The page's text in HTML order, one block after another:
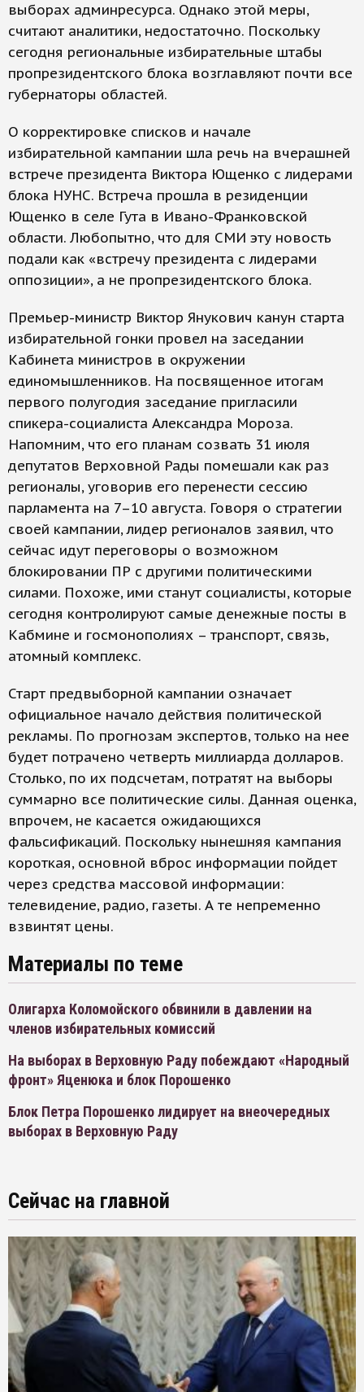
выборах админресурса. Однако этой меры,
считают аналитики, недостаточно. Поскольку
сегодня региональные избирательные штабы
пропрезидентского блока возглавляют почти все
губернаторы областей.
О корректировке списков и начале
избирательной кампании шла речь на вчерашней
встрече президента Виктора Ющенко с лидерами
блока НУНС. Встреча прошла в резиденции
Ющенко в селе Гута в Ивано-Франковской
области. Любопытно, что для СМИ эту новость
подали как «встречу президента с лидерами
оппозиции», а не пропрезидентского блока.
Премьер-министр Виктор Янукович канун старта
избирательной гонки провел на заседании
Кабинета министров в окружении
единомышленников. На посвященное итогам
первого полугодия заседание пригласили
спикера-социалиста Александра Мороза.
Напомним, что его планам созвать 31 июля
депутатов Верховной Рады помешали как раз
регионалы, уговорив его перенести сессию
парламента на 7–10 августа. Говоря о стратегии
своей кампании, лидер регионалов заявил, что
сейчас идут переговоры о возможном
блокировании ПР с другими политическими
силами. Похоже, ими станут социалисты, которые
сегодня контролируют самые денежные посты в
Кабмине и госмонополиях – транспорт, связь,
атомный комплекс.
Старт предвыборной кампании означает
официальное начало действия политической
рекламы. По прогнозам экспертов, только на нее
будет потрачено четверть миллиарда долларов.
Столько, по их подсчетам, потратят на выборы
суммарно все политические силы. Данная оценка,
впрочем, не касается ожидающихся
фальсификаций. Поскольку нынешняя кампания
короткая, основной вброс информации пойдет
через средства массовой информации:
телевидение, радио, газеты. А те непременно
взвинтят цены.
Материалы по теме
Олигарха Коломойского обвинили в давлении на
членов избирательных комиссий
На выборах в Верховную Раду побеждают «Народный
фронт» Яценюка и блок Порошенко
Блок Петра Порошенко лидирует на внеочередных
выборах в Верховную Раду
Сейчас на главной